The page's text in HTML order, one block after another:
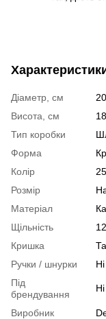
Діаметр, см
Висота, см
Тип коробки
Форма
Колір
25
Розмір
Матеріал
Щільність
Кришка
Ручки / шнурки
Ні
Під
брендування
Ні
Виробник